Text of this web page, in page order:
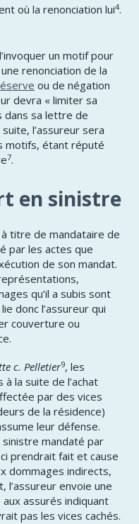
où la renonciation lui4.
un motif pour
renonciation de la
ou de négation
devra « limiter sa
dans sa lettre de
suite, l’assureur sera
motifs, étant réputé
7.
en sinistre
titre de mandataire de
par les actes que
de son mandat.
qu’il a subis sont
donc l’assureur qui
couverture ou
c. Pelletier9, les
la suite de l’achat
par des vices
de la résidence)
leur défense.
mandaté par
prendrait fait et cause
dommages indirects,
l’assureur envoie une
assurés indiquant
pas les vices cachés.